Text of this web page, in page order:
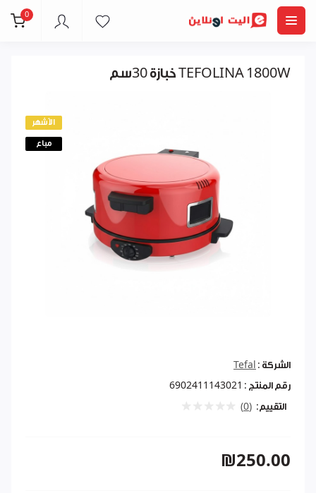
0
خبازة 30سم TEFOLINA 1800W
الأشهر
مباع
الشركة : Tefal
رقم المنتج : 6902411143021
التقييم: (0)
₪250.00